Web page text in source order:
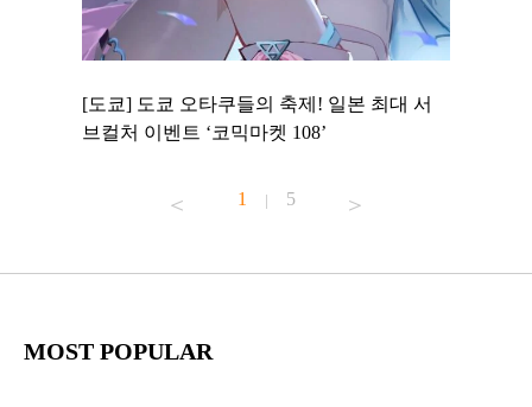
[도쿄] 도쿄 오타쿠들의 축제! 일본 최대 서
브컬처 이벤트 ‘코믹마켓 108’
1 | 5
MOST POPULAR